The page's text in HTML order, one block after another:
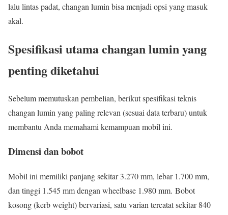
lalu lintas padat, changan lumin bisa menjadi opsi yang masuk
akal.
Spesifikasi utama changan lumin yang
penting diketahui
Sebelum memutuskan pembelian, berikut spesifikasi teknis
changan lumin yang paling relevan (sesuai data terbaru) untuk
membantu Anda memahami kemampuan mobil ini.
Dimensi dan bobot
Mobil ini memiliki panjang sekitar 3.270 mm, lebar 1.700 mm,
dan tinggi 1.545 mm dengan wheelbase 1.980 mm. Bobot
kosong (kerb weight) bervariasi, satu varian tercatat sekitar 840